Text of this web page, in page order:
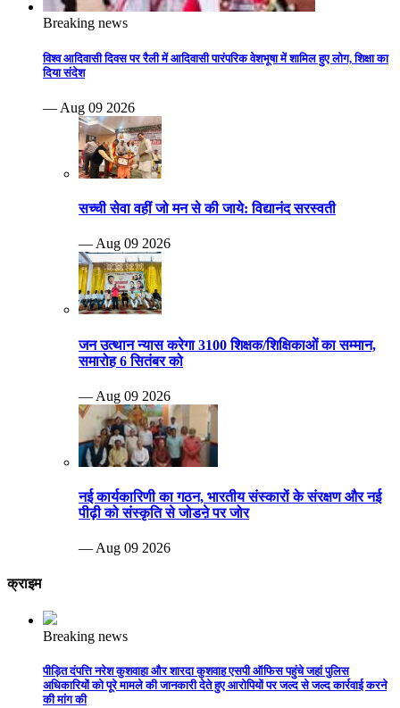
Breaking news
विश्व आदिवासी दिवस पर रैली में आदिवासी पारंपरिक वेशभूषा में शामिल हुए लोग, शिक्षा का
दिया संदेश
— Aug 09 2026
सच्ची सेवा वहीं जो मन से की जाये: विद्यानंद सरस्वती
— Aug 09 2026
जन उत्थान न्यास करेगा 3100 शिक्षक/शिक्षिकाओं का सम्मान,
समारोह 6 सितंबर को
— Aug 09 2026
नई कार्यकारिणी का गठन, भारतीय संस्कारों के संरक्षण और नई
पीढ़ी को संस्कृति से जोडऩे पर जोर
— Aug 09 2026
क्राइम
Breaking news
पीड़ित दंपत्ति नरेश कुशवाहा और शारदा कुशवाह एसपी ऑफिस पहुंचे जहां पुलिस
अधिकारियों को पूरे मामले की जानकारी देते हुए आरोपियों पर जल्द से जल्द कार्रवाई करने
की मांग की